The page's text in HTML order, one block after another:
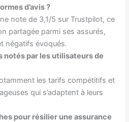
d’avis ?
note de 3,1/5 sur Trustpilot, ce
partagée parmi ses assurés,
négatifs évoqués.
notés par les utilisateurs de
les tarifs compétitifs et
qui s’adaptent à leurs
pour résilier une assurance